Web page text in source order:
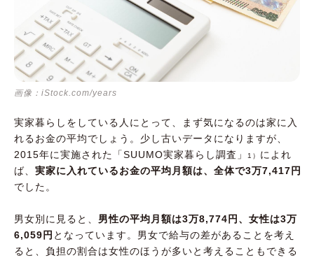
画像：iStock.com/years
実家暮らしをしている人にとって、まず気になるのは家に入
れるお金の平均でしょう。少し古いデータになりますが、
2015年に実施された「SUUMO実家暮らし調査」
1） によれ
ば、 実家に入れているお金の平均月額は、全体で3万7,417円
でした。
男女別に見ると、 男性の平均月額は3万8,774円、女性は3万
6,059円 となっています。男女で給与の差があることを考え
ると、負担の割合は女性のほうが多いと考えることもできる